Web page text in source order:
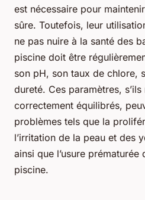
est nécessaire pour
sûre. Toutefois, leur
ne pas nuire à la santé des
piscine doit être
son pH, son taux de chlore,
dureté. Ces paramètres,
correctement équilibrés,
problèmes tels que la
l’irritation de la peau et des
ainsi que l’usure
piscine.